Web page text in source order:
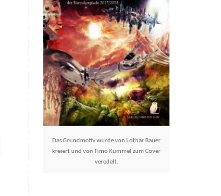
Das Grundmotiv wurde von Lothar Bauer
kreiert und von Timo Kümmel zum Cover
veredelt.